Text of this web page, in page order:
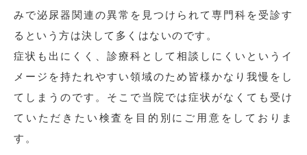
みで泌尿器関連の異常を見つけられて専門科を受診す
るという方は決して多くはないのです。
症状も出にくく、診療科として相談しにくいというイ
メージを持たれやすい領域のため皆様かなり我慢をし
てしまうのです。そこで当院では症状がなくても受け
ていただきたい検査を目的別にご用意をしておりま
す。